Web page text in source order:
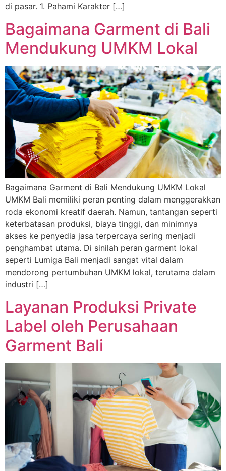
di pasar. 1. Pahami Karakter […]
Bagaimana Garment di Bali
Mendukung UMKM Lokal
Bagaimana Garment di Bali Mendukung UMKM Lokal
UMKM Bali memiliki peran penting dalam menggerakkan
roda ekonomi kreatif daerah. Namun, tantangan seperti
keterbatasan produksi, biaya tinggi, dan minimnya
akses ke penyedia jasa terpercaya sering menjadi
penghambat utama. Di sinilah peran garment lokal
seperti Lumiga Bali menjadi sangat vital dalam
mendorong pertumbuhan UMKM lokal, terutama dalam
industri […]
Layanan Produksi Private
Label oleh Perusahaan
Garment Bali